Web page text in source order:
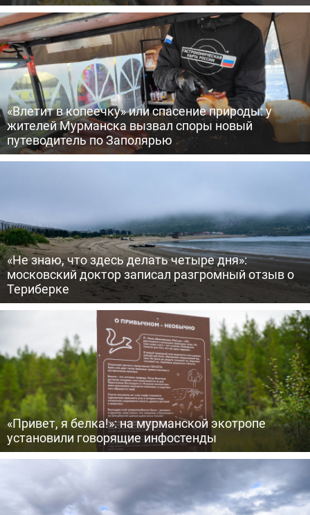
«Влетит в копеечку» или спасение природы: у
жителей Мурманска вызвал споры новый
путеводитель по Заполярью
«Не знаю, что здесь делать четыре дня»:
московский доктор записал разгромный отзыв о
Териберке
«Привет, я белка!»: на мурманской экотропе
установили говорящие инфостенды